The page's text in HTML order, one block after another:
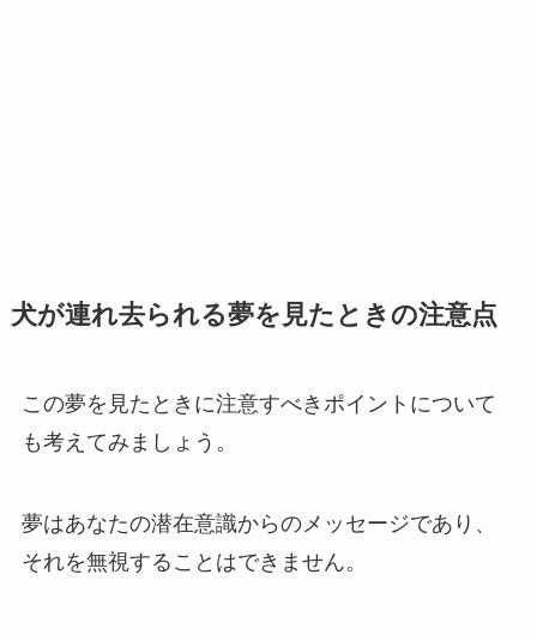
犬が連れ去られる夢を見たときの注意点
この夢を見たときに注意すべきポイントについて
も考えてみましょう。
夢はあなたの潜在意識からのメッセージであり、
それを無視することはできません。